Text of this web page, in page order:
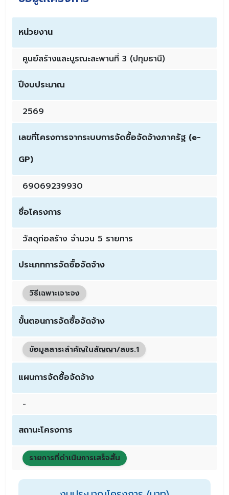
หน่วยงาน
ศูนย์สร้างและบูรณะสะพานที่ 3 (ปทุมธานี)
ปีงบประมาณ
2569
เลขที่โครงการจากระบบการจัดซื้อจัดจ้างภาครัฐ (e-
GP)
69069239930
ชื่อโครงการ
วัสดุก่อสร้าง จำนวน 5 รายการ
ประเภทการจัดซื้อจัดจ้าง
วิธีเฉพาะเจาะจง
ขั้นตอนการจัดซื้อจัดจ้าง
ข้อมูลสาระสำคัญในสัญญา/สขร.1
แผนการจัดซื้อจัดจ้าง
-
สถานะโครงการ
รายการที่ดำเนินการเสร็จสิ้น